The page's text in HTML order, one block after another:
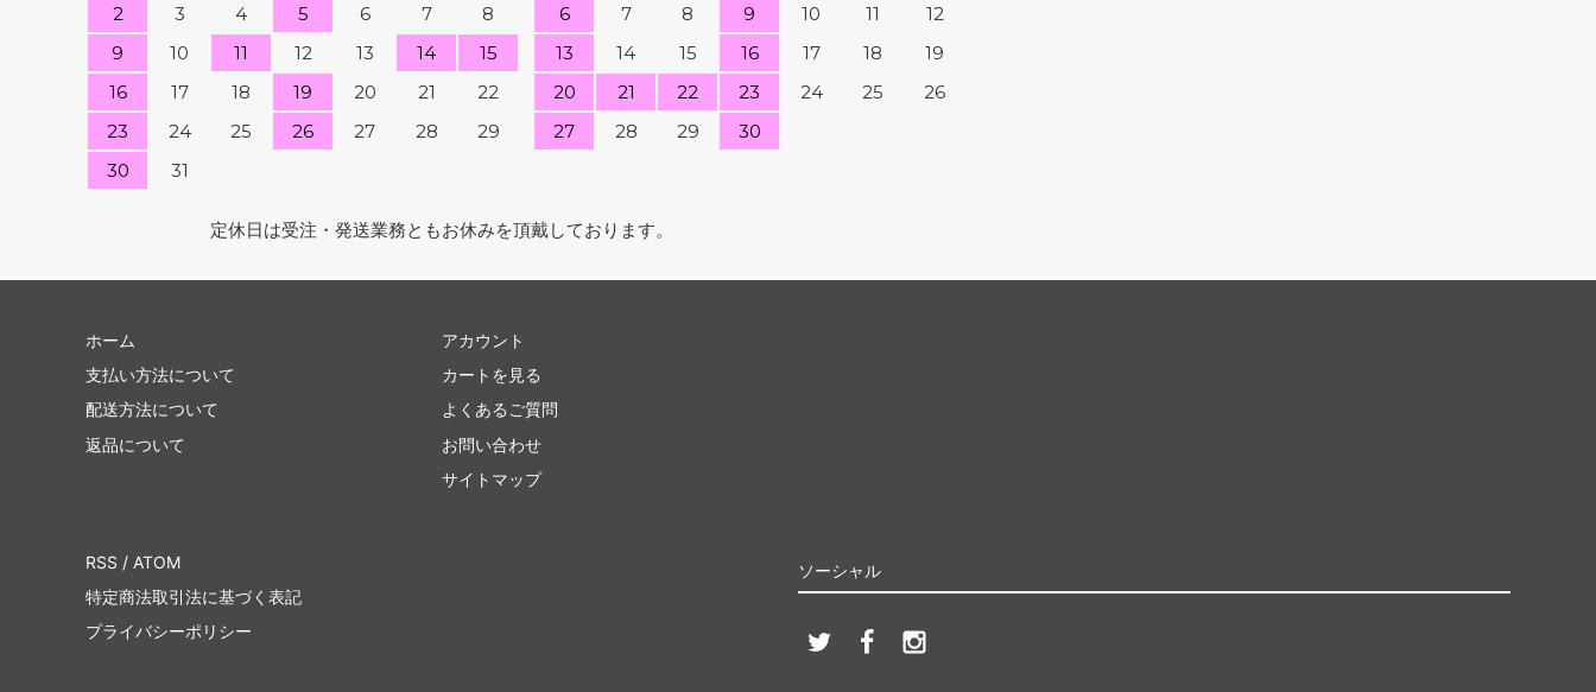
2
3 4 5 6 7
8
9
10 11 12 13 14
15
16
17 18 19 20 21
22
23
24 25 26 27 28
29
30
31
6
7 8 9 10 11
12
13
14 15 16 17 18
19
20
21 22 23 24 25
26
27
28 29 30
定休日は受注・発送業務ともお休みを頂戴しております。
ホーム
支払い方法について
配送方法について
返品について
アカウント
カートを見る
よくあるご質問
お問い合わせ
サイトマップ
ソーシャル
RSS / ATOM
特定商法取引法に基づく表記
プライバシーポリシー